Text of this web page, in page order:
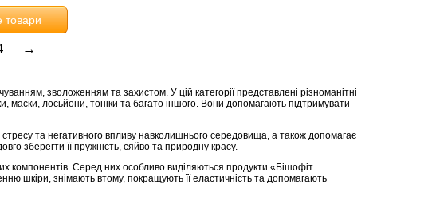
товари
→
зволоженням та захистом. У цій категорії представлені різноманітні
лосьйони, тоніки та багато іншого. Вони допомагають підтримувати
та негативного впливу навколишнього середовища, а також допомагає
зберегти її пружність, сяйво та природну красу.
компонентів. Серед них особливо виділяються продукти «Бішофіт
шкіри, знімають втому, покращують її еластичність та допомагають